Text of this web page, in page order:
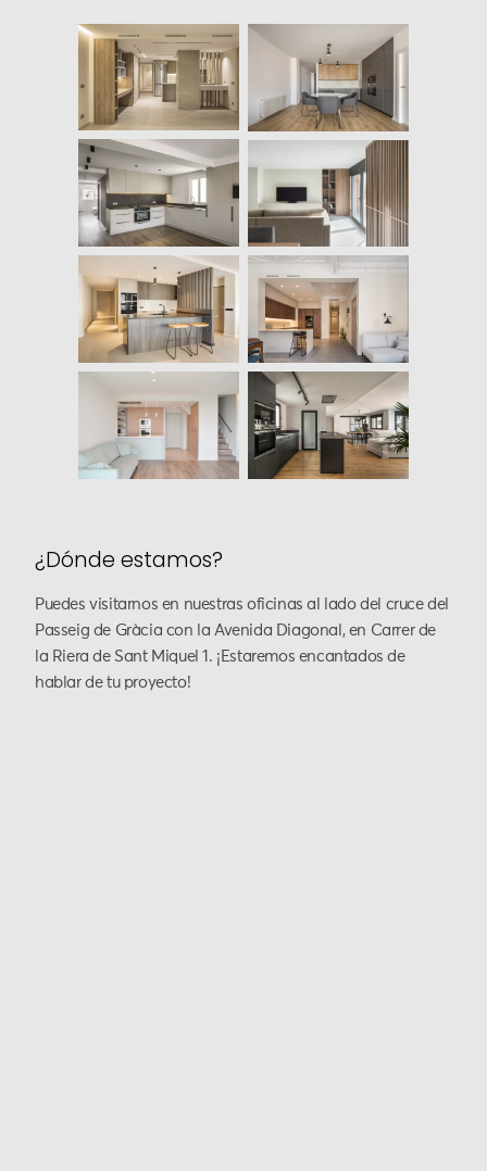
¿Dónde estamos?
Puedes visitarnos en nuestras oficinas al lado del cruce del
Passeig de Gràcia con la Avenida Diagonal, en Carrer de
la Riera de Sant Miquel 1. ¡Estaremos encantados de
hablar de tu proyecto!